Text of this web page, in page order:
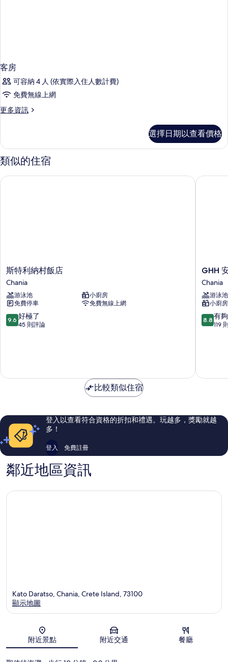
客房
可容納 4 人 (依實際入住人數計費)
免費無線上網
更多資訊
更
的
詳
情
選擇日期以查看價格
類似的住宿
斯
特
利
納
村
飯
店
斯特利納村飯店
Chania
游泳池
小廚房
免費停車
免費無線上網
9.6
分，
極
評
論
9.6 好極了
45 則評論
斯特利納村飯店
GHH
安
奈
絲
精
選
飯
GHH
Chania
游泳池
小廚房
8.8
分，
夠
評
論
8.8 有
119
GHH 安
比較類似住宿
登入以查看符合資格的折扣和禮遇。玩越多，獎勵就越
多！
登入 免費註冊
鄰近地區資訊
地圖
Kato Daratso, Chania, Crete Island, 73100
顯示地圖
附近景點 附近交通 餐廳